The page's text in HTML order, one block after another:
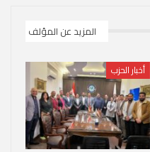
المزيد عن المؤلف
أخبار الحزب